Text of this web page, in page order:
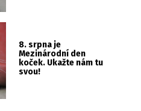
8. srpna je
Mezinárodní den
koček. Ukažte nám tu
svou!